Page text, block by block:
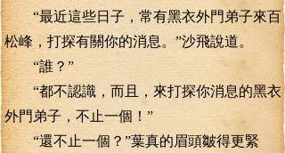
“最近這些日子，常有黑衣外門弟子來百
松峰，打探有關你的消息。”沙飛說道。
“誰？”
“都不認識，而且，來打探你消息的黑衣
外門弟子，不止一個！”
“還不止一個？”葉真的眉頭皺得更緊